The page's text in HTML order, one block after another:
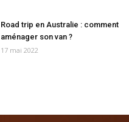
Road trip en Australie : comment
aménager son van ?
17 mai 2022